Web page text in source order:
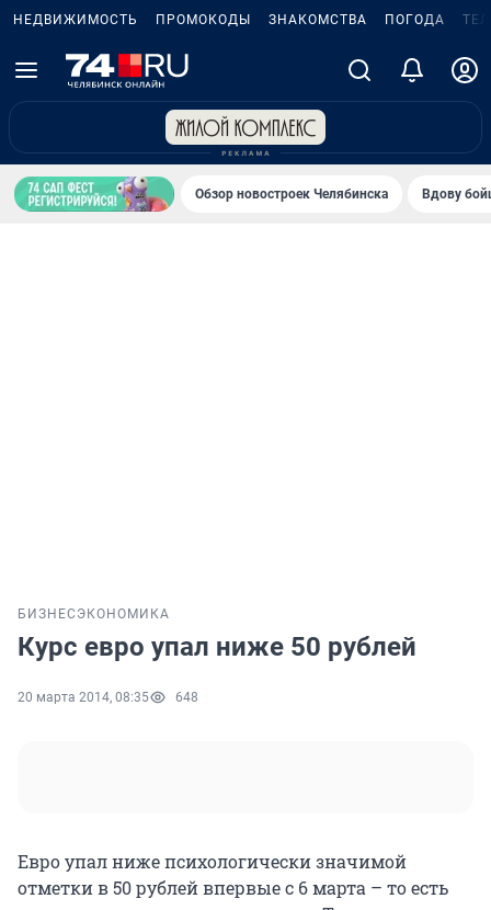
НЕДВИЖИМОСТЬ ПРОМОКОДЫ ЗНАКОМСТВА ПОГОДА
Обзор новостроек Челябинска Вдову
БИЗНЕС ЭКОНОМИКА
Курс евро упал ниже 50 рублей
20 марта 2014, 08:35 648
Евро упал ниже психологически значимой
отметки в 50 рублей впервые с 6 марта – то есть